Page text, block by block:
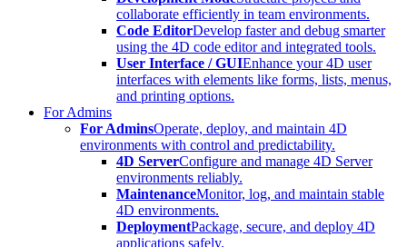
collaborate efficiently in team environments.
Code EditorDevelop faster and debug smarter
using the 4D code editor and integrated tools.
User Interface / GUIEnhance your 4D user
interfaces with elements like forms, lists, menus,
and printing options.
For Admins
For AdminsOperate, deploy, and maintain 4D
environments with control and predictability.
4D ServerConfigure and manage 4D Server
environments reliably.
MaintenanceMonitor, log, and maintain stable
4D environments.
DeploymentPackage, secure, and deploy 4D
applications safely.